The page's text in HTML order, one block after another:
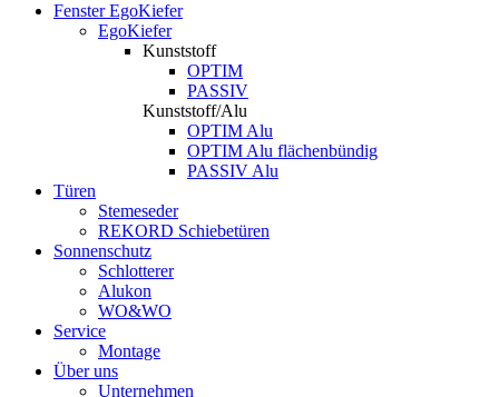
Fenster EgoKiefer
EgoKiefer
Kunststoff
OPTIM
PASSIV
Kunststoff/Alu
OPTIM Alu
OPTIM Alu flächenbündig
PASSIV Alu
Türen
Stemeseder
REKORD Schiebetüren
Sonnenschutz
Schlotterer
Alukon
WO&WO
Service
Montage
Über uns
Unternehmen